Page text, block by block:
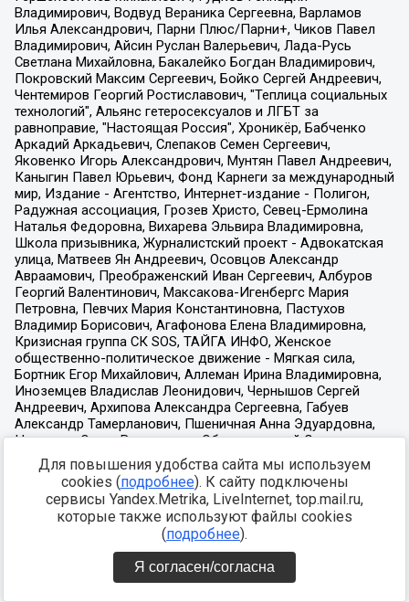
Для повышения удобства сайта мы используем
cookies (подробнее). К сайту подключены
сервисы Yandex.Metrika, LiveInternet, top.mail.ru,
которые также используют файлы cookies
(подробнее).
Я согласен/согласна